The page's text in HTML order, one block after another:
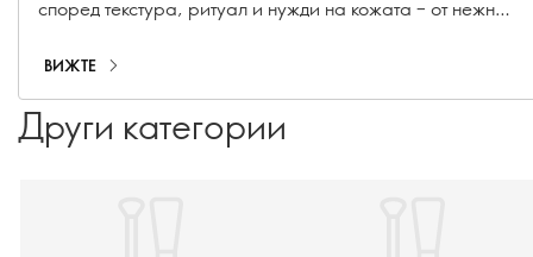
според текстура, ритуал и нужди на кожата – от нежно
ВИЖТЕ
Други категории